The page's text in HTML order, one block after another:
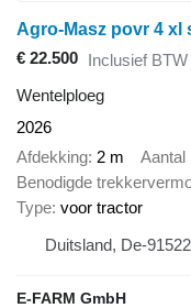
Agro-Masz povr 4 xl
€ 22.500 Inclusief BTW
Wentelploeg
2026
Afdekking 2 m Aantal
Benodigde
Type voor tractor
Duitsland, De-
E-FARM GmbH